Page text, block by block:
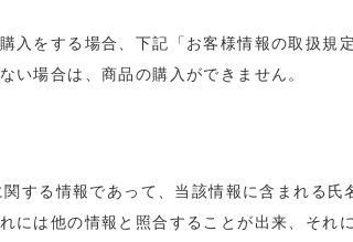
入をする場合、下記「お客様情報の取扱規
い場合は、商品の購入ができません。
する情報であって、当該情報に含まれる
には他の情報と照合することが出来、それ